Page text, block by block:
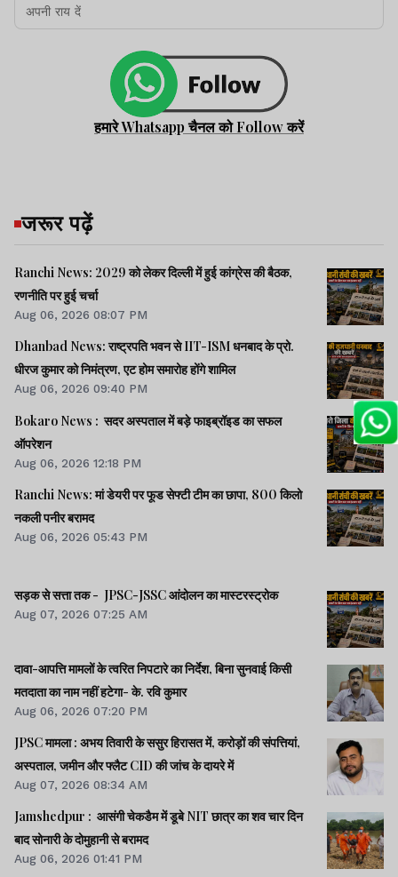
हमारे Whatsapp चैनल को Follow करें
जरूर पढ़ें
Ranchi News: 2029 को लेकर दिल्ली में हुई कांग्रेस की बैठक,
रणनीति पर हुई चर्चा
Aug 06, 2026 08:07 PM
Dhanbad News: राष्ट्रपति भवन से IIT-ISM धनबाद के प्रो.
धीरज कुमार को निमंत्रण, एट होम समारोह होंगे शामिल
Aug 06, 2026 09:40 PM
Bokaro News : सदर अस्पताल में बड़े फाइब्रॉइड का सफल
ऑपरेशन
Aug 06, 2026 12:18 PM
Ranchi News: मां डेयरी पर फूड सेफ्टी टीम का छापा, 800 किलो
नकली पनीर बरामद
Aug 06, 2026 05:43 PM
सड़क से सत्ता तक - JPSC-JSSC आंदोलन का मास्टरस्ट्रोक
Aug 07, 2026 07:25 AM
दावा-आपत्ति मामलों के त्वरित निपटारे का निर्देश, बिना सुनवाई किसी
मतदाता का नाम नहीं हटेगा- के. रवि कुमार
Aug 06, 2026 07:20 PM
JPSC मामला : अभय तिवारी के ससुर हिरासत में, करोड़ों की संपत्तियां,
अस्पताल, जमीन और फ्लैट CID की जांच के दायरे में
Aug 07, 2026 08:34 AM
Jamshedpur : आसंगी चेकडैम में डूबे NIT छात्र का शव चार दिन
बाद सोनारी के दोमुहानी से बरामद
Aug 06, 2026 01:41 PM